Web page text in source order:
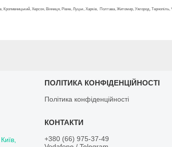
Кропивницький, Херсон, Вінниця, Рівне, Луцьк, Харків, Полтава, Житомир, Ужгород,
ПОЛІТИКА КОНФІДЕНЦІЙНОСТІ
Політика конфіденційності
+380 (66) 975-37-49